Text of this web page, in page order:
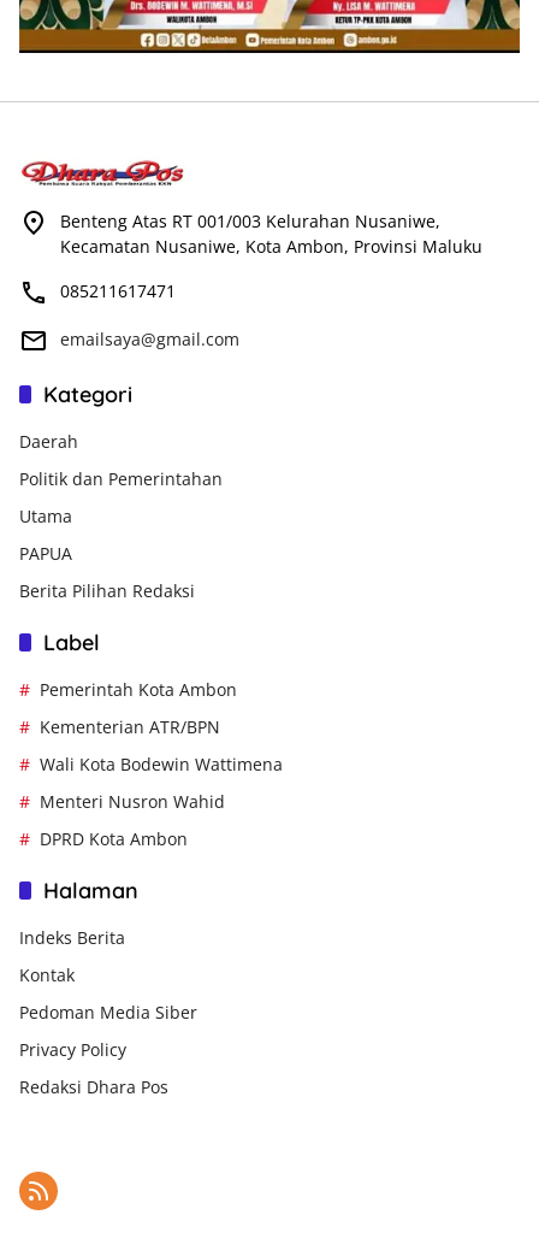
Benteng Atas RT 001/003 Kelurahan Nusaniwe,
Kecamatan Nusaniwe, Kota Ambon, Provinsi Maluku
085211617471
emailsaya@gmail.com
Kategori
Daerah
Politik dan Pemerintahan
Utama
PAPUA
Berita Pilihan Redaksi
Label
Pemerintah Kota Ambon
Kementerian ATR/BPN
Wali Kota Bodewin Wattimena
Menteri Nusron Wahid
DPRD Kota Ambon
Halaman
Indeks Berita
Kontak
Pedoman Media Siber
Privacy Policy
Redaksi Dhara Pos